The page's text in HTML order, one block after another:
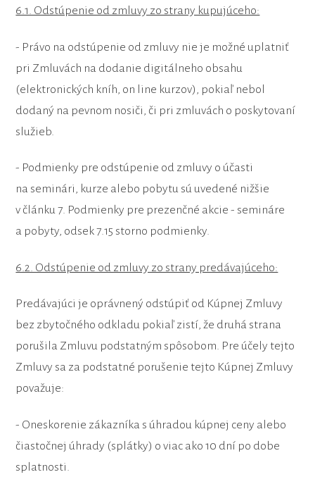
6.1. Odstúpenie od zmluvy zo strany kupujúceho:
- Právo na odstúpenie od zmluvy nie je možné uplatniť
pri Zmluvách na dodanie digitálneho obsahu
(elektronických kníh, on line kurzov), pokiaľ nebol
dodaný na pevnom nosiči, či pri zmluvách o poskytovaní
služieb.
- Podmienky pre odstúpenie od zmluvy o účasti
na seminári, kurze alebo pobytu sú uvedené nižšie
v článku 7. Podmienky pre prezenčné akcie - semináre
a pobyty, odsek 7.15 storno podmienky.
6.2. Odstúpenie od zmluvy zo strany predávajúceho:
Predávajúci je oprávnený odstúpiť od Kúpnej Zmluvy
bez zbytočného odkladu pokiaľ zistí, že druhá strana
porušila Zmluvu podstatným spôsobom. Pre účely tejto
Zmluvy sa za podstatné porušenie tejto Kúpnej Zmluvy
považuje:
- Oneskorenie zákazníka s úhradou kúpnej ceny alebo
čiastočnej úhrady (splátky) o viac ako 10 dní po dobe
splatnosti.